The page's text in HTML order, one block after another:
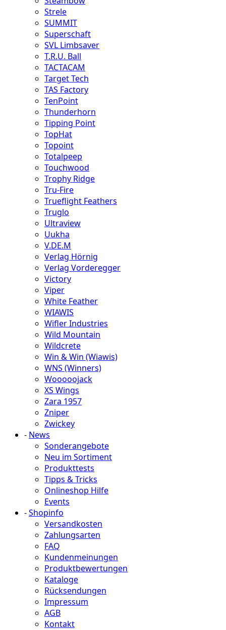
Strele
SUMMIT
Superschaft
SVL Limbsaver
T.R.U. Ball
TACTACAM
Target Tech
TAS Factory
TenPoint
Thunderhorn
Tipping Point
TopHat
Topoint
Totalpeep
Touchwood
Trophy Ridge
Tru-Fire
Trueflight Feathers
Truglo
Ultraview
Uukha
V.DE.M
Verlag Hörnig
Verlag Vorderegger
Victory
Viper
White Feather
WIAWIS
Wifler Industries
Wild Mountain
Wildcrete
Win & Win (Wiawis)
WNS (Winners)
Wooooojack
XS Wings
Zara 1957
Zniper
Zwickey
- News
Sonderangebote
Neu im Sortiment
Produkttests
Tipps & Tricks
Onlineshop Hilfe
Events
-Shopinfo
Versandkosten
Zahlungsarten
FAQ
Kundenmeinungen
Produktbewertungen
Kataloge
Rücksendungen
Impressum
AGB
Kontakt